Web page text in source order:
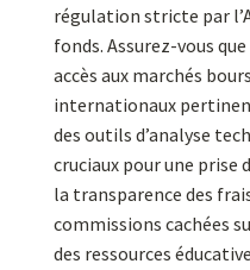
régulation stricte par
fonds. Assurez-vous
accès aux marchés
internationaux
des outils d’analyse
cruciaux pour une prise
la transparence des
commissions cachées
des ressources